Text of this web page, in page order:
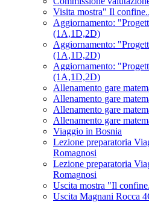
Visita mostra" Il
Aggiornamento:
(1A,1D,2D)
Aggiornamento:
(1A,1D,2D)
Aggiornamento:
(1A,1D,2D)
Allenamento gare
Allenamento gare
Allenamento gare
Allenamento gare
Viaggio in Bosnia
Lezione preparatoria
Romagnosi
Lezione preparatoria
Romagnosi
Uscita mostra "Il
Uscita Magnani Rocca